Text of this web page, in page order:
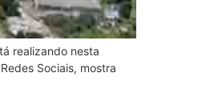
realizando nesta
Sociais, mostra